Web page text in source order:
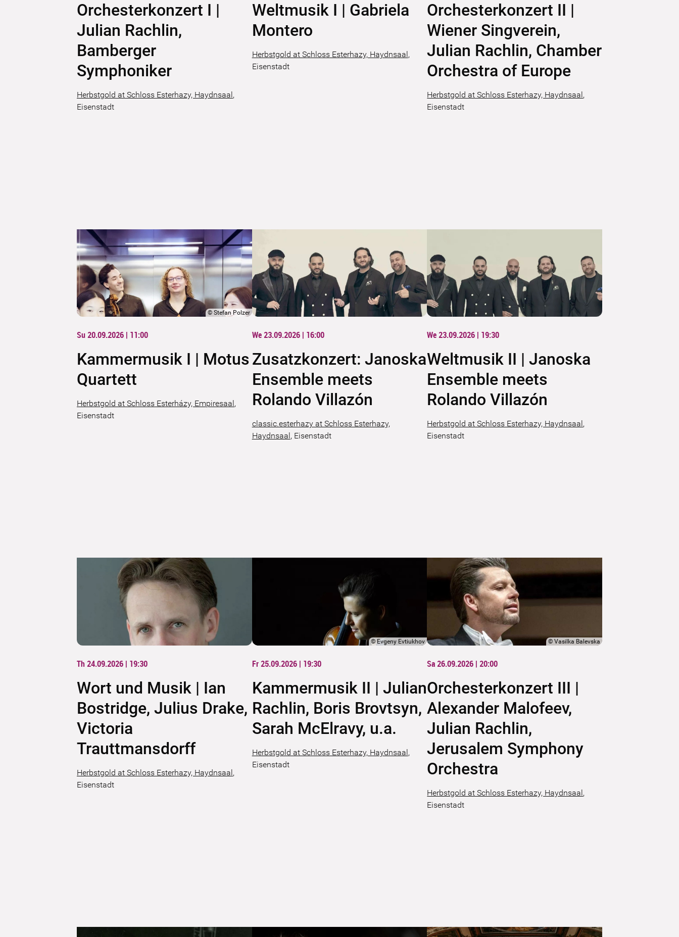
Orchesterkonzert I |
Julian Rachlin,
Bamberger
Symphoniker
Herbstgold at Schloss Esterhazy, Haydnsaal ,
Eisenstadt
Weltmusik I | Gabriela
Montero
Herbstgold at Schloss Esterhazy, Haydnsaal ,
Eisenstadt
Orchesterkonzert II |
Wiener Singverein,
Julian Rachlin, Chamber
Orchestra of Europe
Herbstgold at Schloss Esterhazy, Haydnsaal ,
Eisenstadt
© Stefan Polzer
Su 20.09.2026 | 11:00
Kammermusik I | Motus
Quartett
Herbstgold at Schloss Esterházy, Empiresaal,
Eisenstadt
We 23.09.2026 | 16:00
Zusatzkonzert: Janoska
Ensemble meets
Rolando Villazón
classic.esterhazy at Schloss Esterhazy,
Haydnsaal, Eisenstadt
We 23.09.2026 | 19:30
Weltmusik II | Janoska
Ensemble meets
Rolando Villazón
Herbstgold at Schloss Esterhazy, Haydnsaal,
Eisenstadt
Th 24.09.2026 | 19:30
Wort und Musik | Ian
Bostridge, Julius Drake,
Victoria
Trauttmansdorff
Herbstgold at Schloss Esterhazy, Haydnsaal,
Eisenstadt
©Evgeny Evtiukhov
Fr 25.09.2026 | 19:30
Kammermusik II | Julian
Rachlin, Boris Brovtsyn,
Sarah McElravy, u.a.
Herbstgold at Schloss Esterhazy, Haydnsaal,
Eisenstadt
© Vasilka Balevska
Sa 26.09.2026 | 20:00
Orchesterkonzert III |
Alexander Malofeev,
Julian Rachlin,
Jerusalem Symphony
Orchestra
Herbstgold at Schloss Esterhazy, Haydnsaal,
Eisenstadt